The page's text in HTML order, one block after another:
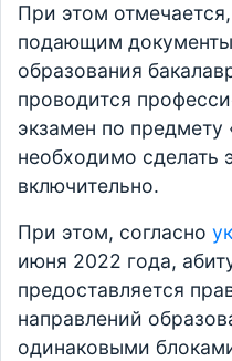
При этом
подающим
образования
проводится
экзамен по
необходимо сделать
включительно.
При этом, согласно
июня 2022 года,
предоставляется
направлений
одинаковыми